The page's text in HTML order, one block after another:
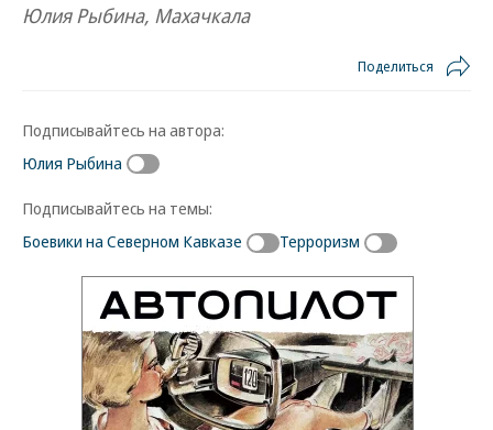
Юлия Рыбина, Махачкала
Поделиться
Подписывайтесь на автора:
Юлия Рыбина
Подписывайтесь на темы:
Боевики на Северном Кавказе
Терроризм